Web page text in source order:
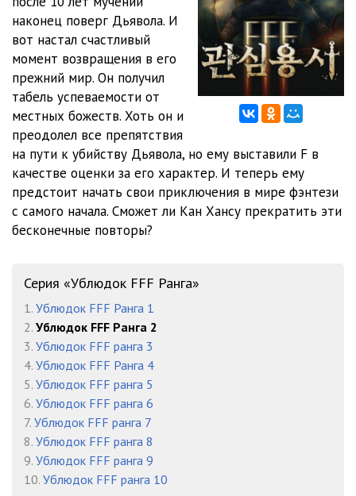
10.Глава 30 12:18
11.Глава 31 11:40
12.Глава 32 11:51
14.Глава 34 11:43
15.Глава 35 11:53
18.Глава 38
19.Глава 39
20.Глава 40
наконец поверг Дьявола. И
вот настал счастливый
момент возвращения в его
прежний мир. Он получил
табель успеваемости от
местных божеств. Хоть он и
преодолел все препятствия
на пути к убийству Дьявола, но ему выставили F в
качестве оценки за его характер. И теперь ему
предстоит начать свои приключения в мире фэнтези
с самого начала. Сможет ли Кан Хансу прекратить эти
бесконечные повторы?
Серия «Ублюдок FFF Ранга»
1. Ублюдок FFF Ранга 1
2. Ублюдок FFF Ранга 2
3. Ублюдок FFF ранга 3
4. Ублюдок FFF Ранга 4
5. Ублюдок FFF ранга 5
6. Ублюдок FFF ранга 6
7. Ублюдок FFF ранга 7
8. Ублюдок FFF ранга 8
9. Ублюдок FFF ранга 9
10. Ублюдок FFF ранга 10